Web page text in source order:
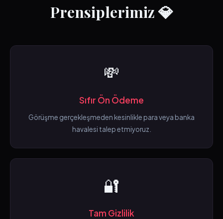
Prensiplerimiz 💎
💸
Sıfır Ön Ödeme
Görüşme gerçekleşmeden kesinlikle para veya banka
havalesi talep etmiyoruz.
🔐
Tam Gizlilik